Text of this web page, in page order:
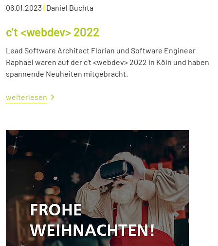
06.01.2023| Daniel Buchta
c't <webdev> 2022
Lead Software Architect Florian und Software Engineer
Raphael waren auf der c't <webdev> 2022 in Köln und haben
spannende Neuheiten mitgebracht.
weiterlesen